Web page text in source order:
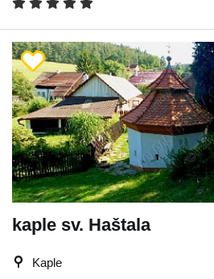
kaple sv. Haštala
Kaple